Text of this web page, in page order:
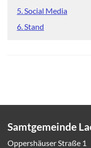
5. Social Media
6. Stand
Samtgemeinde
Oppershäuser Straße 1